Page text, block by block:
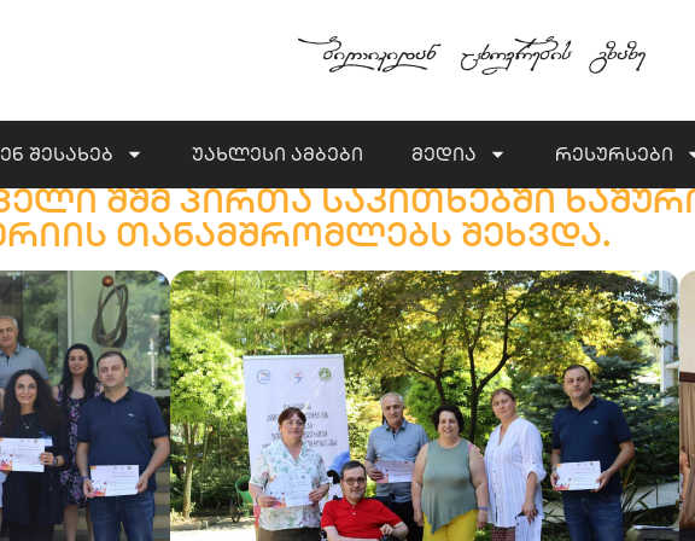
შესახებ უახლესი ამბები მედია რესურსები
შშმ პირთა საკითხებში
თანამშრომლებს შეხვდა.